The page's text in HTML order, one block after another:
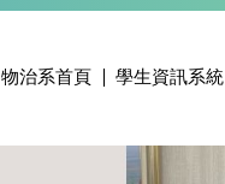
物治系首頁 學生資訊系統